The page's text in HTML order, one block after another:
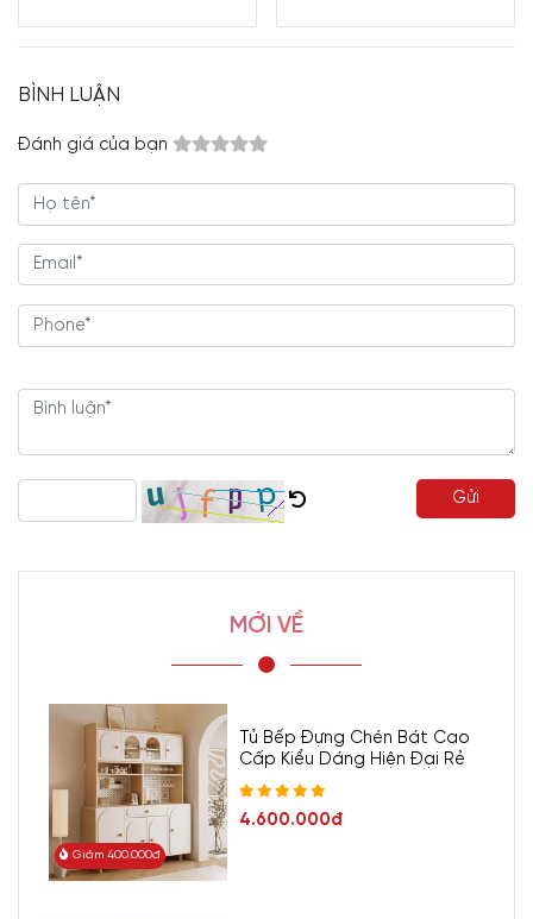
BÌNH LUẬN
Đánh giá của bạn
Gửi
MỚI VỀ
Giảm 400.000đ
Tủ Bếp Đựng Chén Bát Cao
Cấp Kiểu Dáng Hiện Đại Rẻ
4.600.000đ